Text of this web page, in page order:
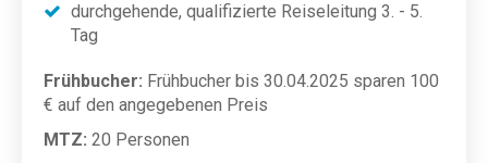
durchgehende, qualifizierte Reiseleitung 3. - 5.
Tag
Frühbucher: Frühbucher bis 30.04.2025 sparen 100
€ auf den angegebenen Preis
MTZ: 20 Personen